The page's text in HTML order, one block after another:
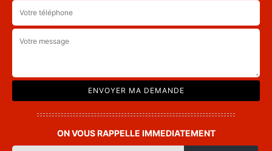
ON VOUS RAPPELLE IMMEDIATEMENT